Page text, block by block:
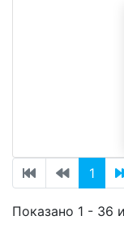
1
Показано 1 - 36